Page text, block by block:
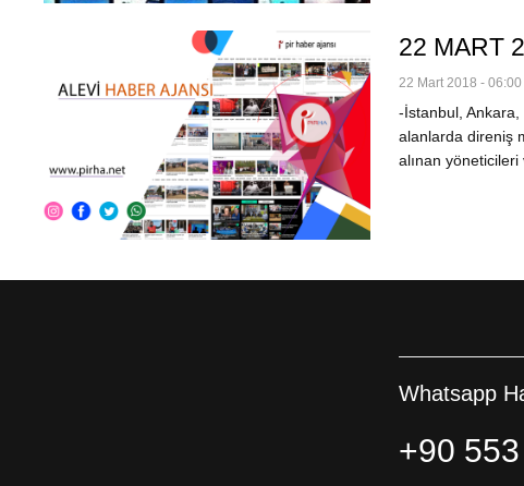
22 MART
22 Mart 2018 - 06:00
-İstanbul, Ankara,
alanlarda direniş
alınan
Whatsapp
+90